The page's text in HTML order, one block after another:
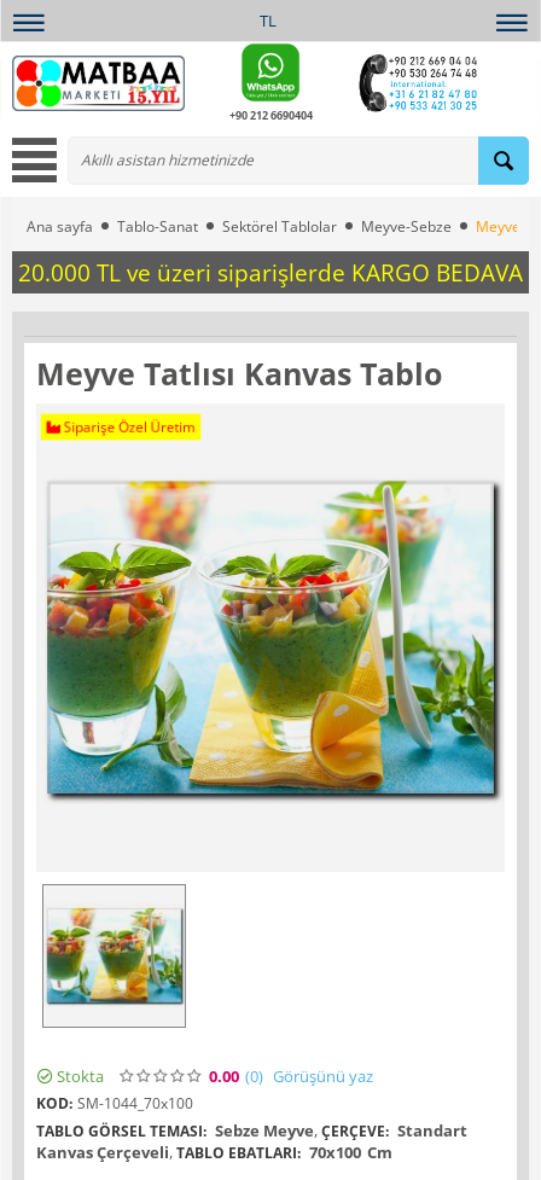
TL
+90 212 6690404
Ana sayfa Tablo-Sanat Sektörel Tablolar Meyve-Sebze Meyve
20.000 TL ve üzeri siparişlerde KARGO BEDAVA
Meyve Tatlısı Kanvas Tablo
Siparişe Özel Üretim
Stokta 0.00 (0) Görüşünü yaz
KOD: SM-1044_70x100
TABLO GÖRSEL TEMASI: Sebze Meyve,ÇERÇEVE: Standart
Kanvas Çerçeveli,TABLO EBATLARI: 70x100 Cm